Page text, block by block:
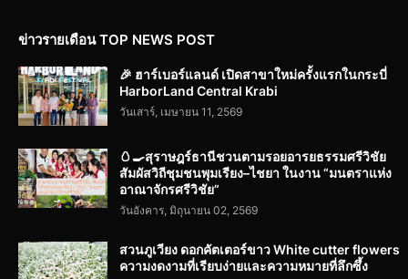
ข่าวรายเดือน TOP NEWS POST
🎉 ฮาร์เบอร์แลนด์ เปิดสาขาใหม่ครั้งแรกในกระบี่
HarborLand Central Krabi
วันเสาร์, เมษายน 11, 2569
🥚🍳สุราษฎร์ธานีชวนตามรอยอารยธรรมศรีวิชัย
สัมผัสวิถีชุมชนพุมเรียง–ไชยา ในงาน “มนตราแห่ง
อาณาจักรศรีวิชัย”
วันอังคาร, มิถุนายน 02, 2569
สวนภูเวียง ดอกคัตเตอร์ขาว White cutter flowers
ความงดงามที่เรียบง่ายและความหมายที่ลึกซึ้ง